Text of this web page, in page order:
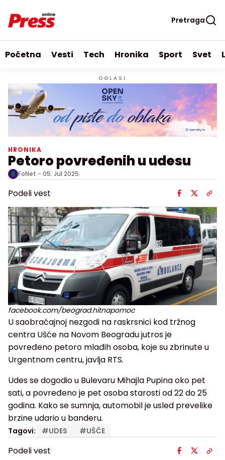
Pretraga
Početna Vesti Tech Hronika Sport Svet
OGLASI
HRONIKA
Petoro povređenih u udesu
FoNet - 05. Jul 2025.
Podeli vest
facebook.com/beograd.hitnapomoc
U saobraćajnoj nezgodi na raskrsnici kod tržnog
centra Ušće na Novom Beogradu jutros je
povređeno petoro mlađih osoba, koje su zbrinute u
Urgentnom centru, javlja RTS.
Udes se dogodio u Bulevaru Mihajla Pupina oko pet
sati, a povređeno je pet osoba starosti od 22 do 25
godina. Kako se sumnja, automobil je usled prevelike
brzine udario u banderu.
Tagovi: #UDES #UŠČE
Podeli vest